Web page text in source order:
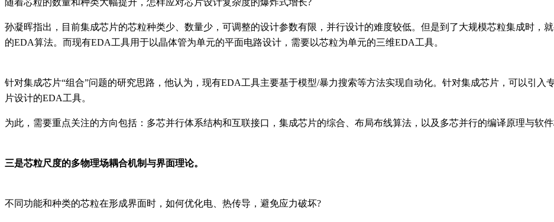
孙凝晖指出，目前集成芯片的芯粒种类少、数量少，可调整的设计参数有限，并行设计的难度较低。但是到了大规模芯粒集成时，
的EDA算法。而现有EDA工具用于以晶体管为单元的平面电路设计，需要以芯粒为单元的三维EDA工具。
针对集成芯片“组合”问题的研究思路，他认为，现有EDA工具主要基于模型/暴力搜索等方法实现自动化。针对集成芯片，可以引
片设计的EDA工具。
为此，需要重点关注的方向包括：多芯并行体系结构和互联接口，集成芯片的综合、布局布线算法，以及多芯并行的编译原理与软件
三是芯粒尺度的多物理场耦合机制与界面理论。
不同功能和种类的芯粒在形成界面时，如何优化电、热传导，避免应力破坏?